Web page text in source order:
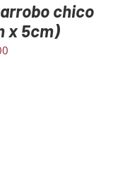
chico
x 5cm)